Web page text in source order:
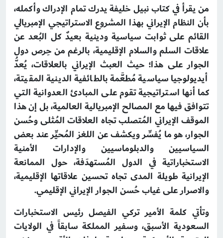
من يقرأ في كتاب نبيل خليفة يدرك تمام الإدراك وأكمله،
بأن النظام الإيراني بهذا المشروع الاستراتيجي الإمبريالي
القائم على ثوابت سياسية ودينية بعيدٌ كل البُعد عن
علاقات السلم والسلام الإقليمية، بالرغم من حِرص دول
الجوار على هذا؛ حيث العبث الإيراني بالعلاقات، يُعدُّ
أيديولوجيا سياسية مُطعَّمة بالطائفية الدينية المقيتة،
كما أنها استراتيجية تقوم على المبادئ العدوانية التي
تتوافق فيها مع المصالح الإمبريالية العالمية، بل إن هذا
الموقف الإيراني المُتصلب تجاه العلاقات المُثلى وحُسن
الجوار، هو ما يُفسِّر ويكشف عن اللغز المُحيِّر عند بعض
السياسيين والدبلوماسيين والإدارات الأمنية
الاستخباراتية في الدول المُستهدَفة، حول الممانعة
الإيرانية طويلة المدى تجاه تحسين علاقاتها الإقليمية،
والاصرار على غياب حُسن الجوار الإيراني الإقليمي.
وتأتي كلمة الأمير تركي الفيصل رئيس الاستخبارات
السعودية الأسبق، وسفير المملكة سابقاً في الولايات